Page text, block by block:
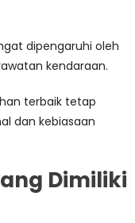
dipengaruhi oleh
kendaraan.
terbaik tetap
dan kebiasaan
Dimiliki